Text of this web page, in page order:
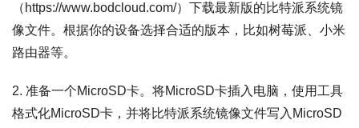
（https://www.bodcloud.com/）下载最新版的比特派系统镜
像文件。根据你的设备选择合适的版本，比如树莓派、小米
路由器等。
2. 准备一个MicroSD卡。将MicroSD卡插入电脑，使用工具
格式化MicroSD卡，并将比特派系统镜像文件写入MicroSD